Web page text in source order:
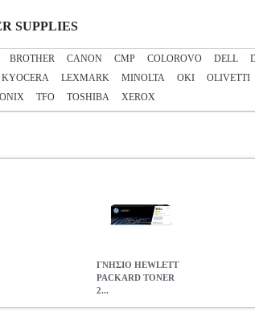
SUPPLIES
BROTHER CANON CMP COLOROVO DELL
KYOCERA LEXMARK MINOLTA OKI OLIVETTI
TFO TOSHIBA XEROX
ΓΝΗΣΙΟ HEWLETT
PACKARD TONER
2...